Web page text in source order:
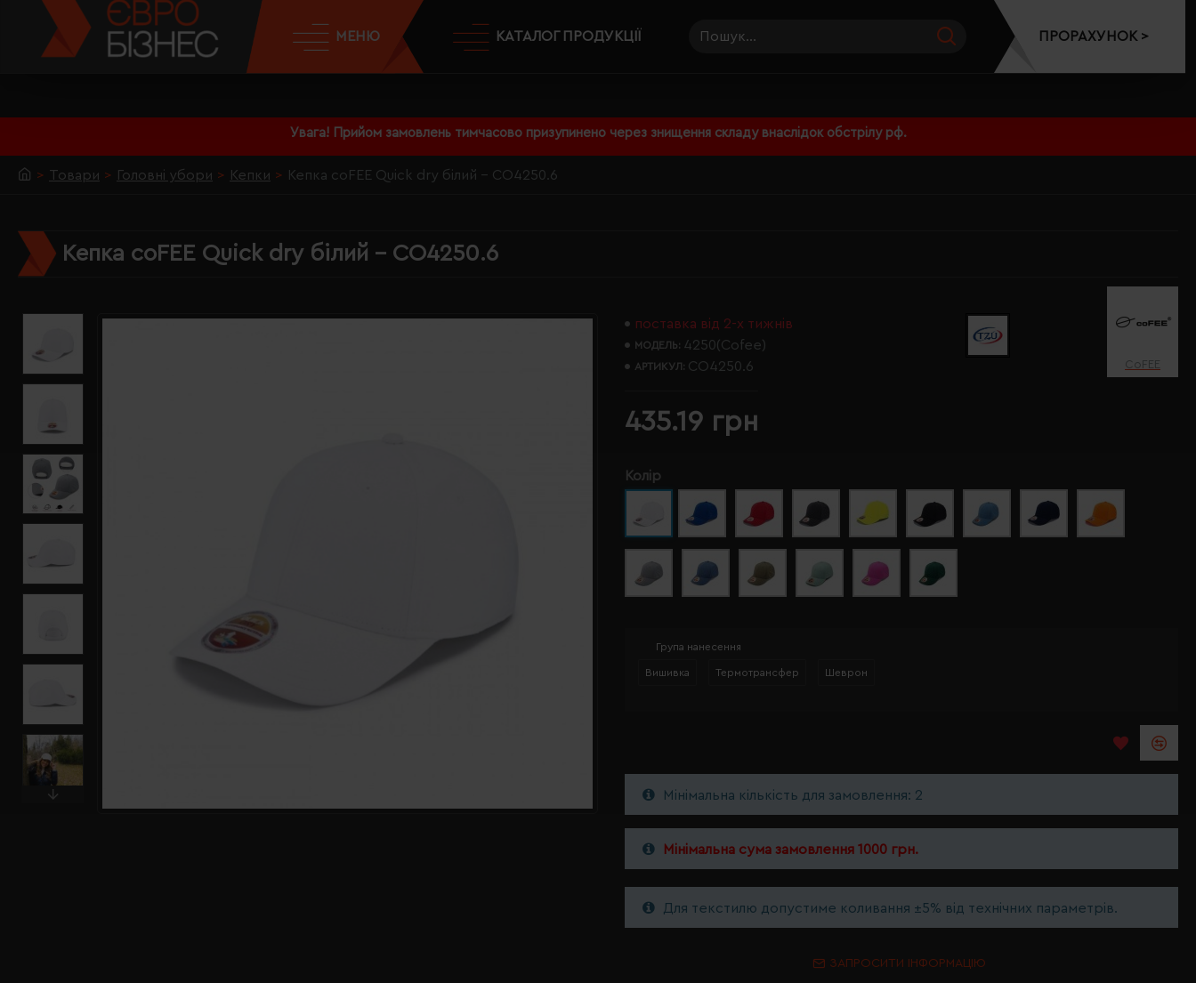
Увага! Прийом замовлень тимчасово призупинено через знищення складу внаслідок обстрілу рф.
МЕНЮ КАТАЛОГ ПРОДУКЦІЇ ПРОРАХУНОК >
Товари Головні убори Кепки Кепка coFEE Quick dry білий - CO4250.6
Кепка coFEE Quick dry білий - CO4250.6
поставка від 2-х тижнів
МОДЕЛЬ: 4250(Cofee)
АРТИКУЛ: CO4250.6 CoFEE
435.19 грн
Колір
Група нанесення
Вишивка Термотрансфер Шеврон
Мінімальна кількість для замовлення: 2
Мінімальна сума замовлення 1000 грн.
Для текстилю допустиме коливання ±5% від технічних параметрів.
ЗАПРОСИТИ ІНФОРМАЦІЮ